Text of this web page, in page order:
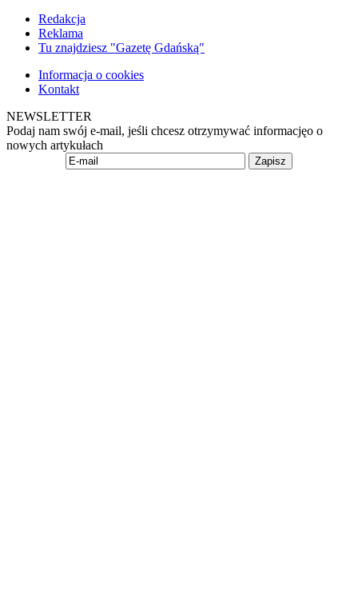
Redakcja
Reklama
Tu znajdziesz "Gazetę Gdańską"
Informacja o cookies
Kontakt
NEWSLETTER
Podaj nam swój e-mail, jeśli chcesz otrzymywać informacjęo o
nowych artykułach
Zapisz